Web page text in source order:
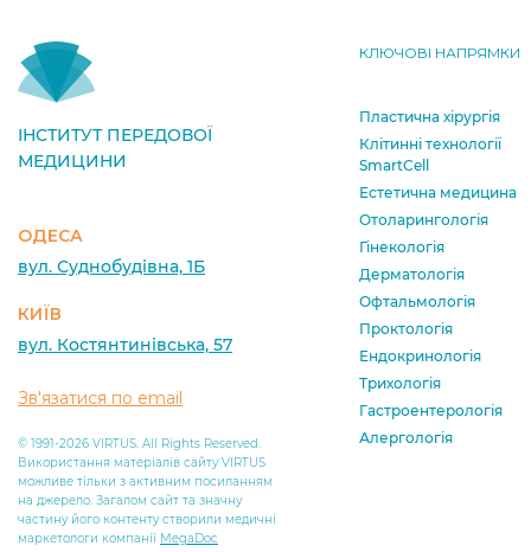
ІНСТИТУТ ПЕРЕДОВОЇ
МЕДИЦИНИ
ОДЕСА
вул. Суднобудівна, 1Б
КИЇВ
вул. Костянтинівська, 57
Зв'язатися по email
© 1991-2026 VIRTUS. All Rights Reserved.
Використання матеріалів сайту VIRTUS
можливе тільки з активним посиланням
на джерело. Загалом сайт та значну
частину його контенту створили медичні
маркетологи компанії MegaDoc
КЛЮЧОВІ НАПРЯМКИ
Пластична хірургія
Клітинні технології
SmartCell
Естетична медицина
Отоларингологія
Гінекологія
Дерматологія
Офтальмологія
Проктологія
Ендокринологія
Трихологія
Гастроентерологія
Алергологія